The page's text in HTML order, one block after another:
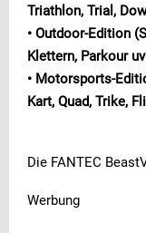
Triathlon, Trial,
• Outdoor-Edition
Klettern, Parkour
• Motorsports-
Kart, Quad, Trike,
Die FANTEC
Werbung